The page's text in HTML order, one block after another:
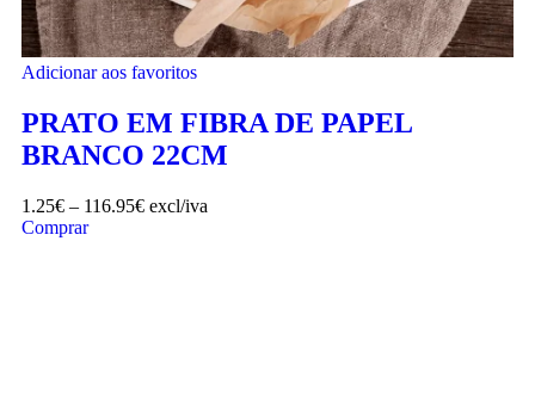
Adicionar aos favoritos
PRATO EM FIBRA DE PAPEL
BRANCO 22CM
1.25€ – 116.95€ excl/iva
Comprar